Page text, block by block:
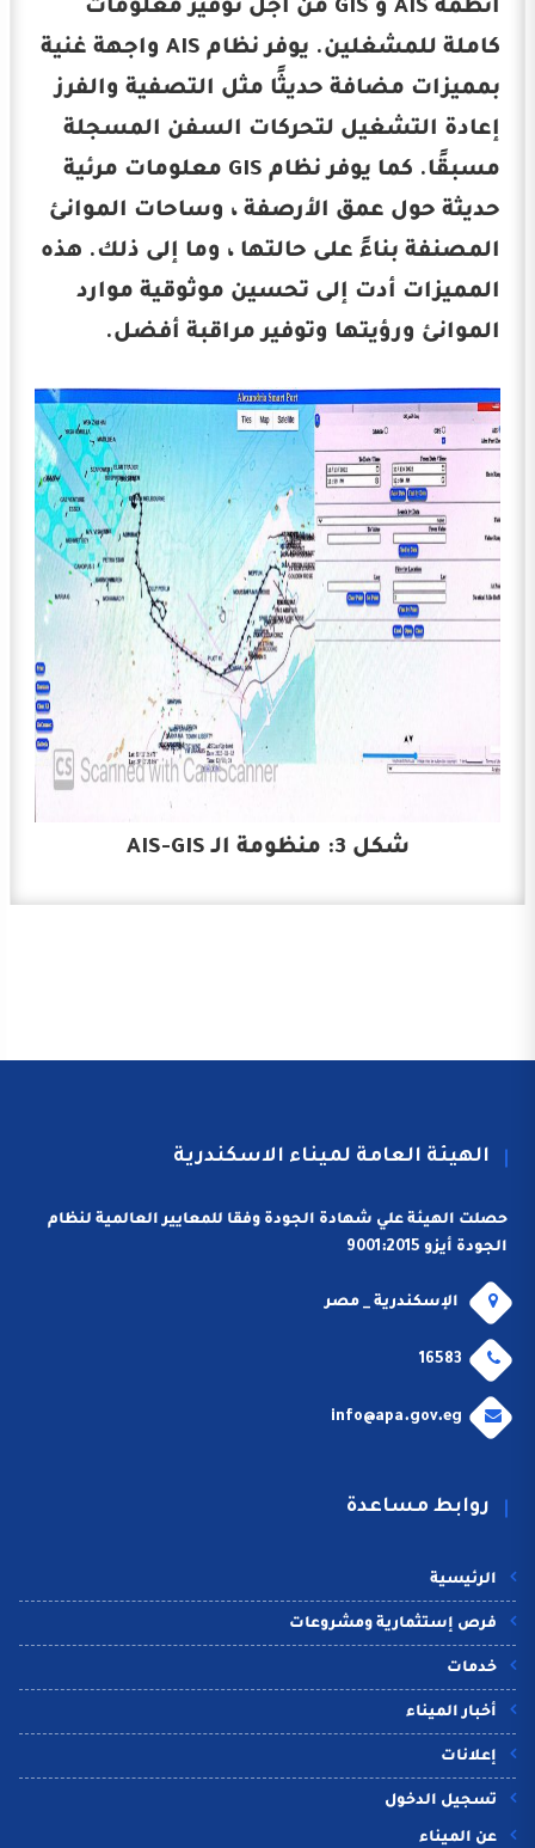
أنظمة AIS و GIS من أجل توفير معلومات
كاملة للمشغلين. يوفر نظام AIS واجهة غنية
بمميزات مضافة حديثًا مثل التصفية والفرز
إعادة التشغيل لتحركات السفن المسجلة
مسبقًا. كما يوفر نظام GIS معلومات مرئية
حديثة حول عمق الأرصفة ، وساحات الموانئ
المصنفة بناءً على حالتها ، وما إلى ذلك. هذه
المميزات أدت إلى تحسين موثوقية موارد
الموانئ ورؤيتها وتوفير مراقبة أفضل.
شكل 3: منظومة الـ AIS-GIS
الهيئة العامة لميناء الاسكندرية
حصلت الهيئة علي شهادة الجودة وفقا للمعايير العالمية لنظام
الجودة أيزو 9001:2015
الإسكندرية _ مصر
16583
info@apa.gov.eg
روابط مساعدة
الرئيسية
فرص إستثمارية ومشروعات
خدمات
أخبار الميناء
إعلانات
تسجيل الدخول
عن الميناء